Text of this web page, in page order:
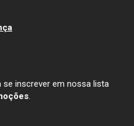
se inscrever em nossa lista
.